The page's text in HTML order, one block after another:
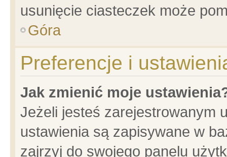
usunięcie ciasteczek może
Góra
Preferencje i
Jak zmienić moje
Jeżeli jesteś zarejestrowanym
ustawienia są zapisywane w
zajrzyj do swojego panelu